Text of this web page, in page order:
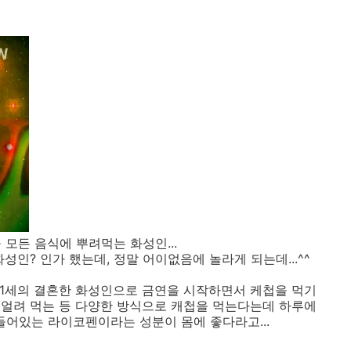
든 음식에 뿌려먹는 화성인...
인? 인가 했는데, 정말 어이없음에 놀라게 되는데...^^
의 결혼한 화성인으로 금연을 시작하면서 케첩을 먹기
려 먹는 등 다양한 방식으로 캐첩을 먹는다는데 하루에
있는 라이코펜이라는 성분이 몸에 좋다라고...